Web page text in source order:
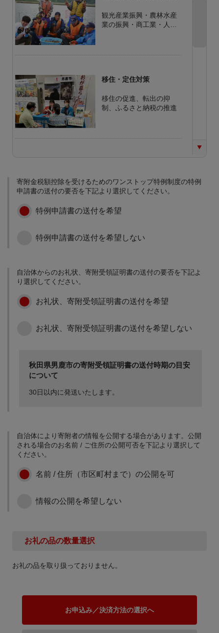
観光産業振興・農林水産
業の振興・商工業・人材
移住・定住対策
移住の促進、転出の抑
制、ふるさと納税の推進
結婚・出産支援、子育て
支援、学校教育の充実
りと地域コミュニティの
新たなビジネスチャレン
域産品の販路拡大に向け
業者に対し支援を行いま
市長が選ぶ取組みのため
に
寄附金税額控除を受けるためのワンストップ特例制度の特例
申請書の送付の要否を下記より選択してください。
特例申請書の送付を希望
特例申請書の送付を希望しない
自治体からのお礼状、寄附受領証明書の送付の要否を下記よ
り選択してください。
お礼状、寄附受領証明書の送付を希望
お礼状、寄附受領証明書の送付を希望しない
秋田県男鹿市の寄附受領証明書の送付時期の目安
について
30日以内に発送いたします。
自治体により寄附者の情報を公開する場合があります。公開
される場合のお名前 / ご住所の公開可否を下記より選択して
ください。
名前 / 住所（市区町村まで）の公開を可
情報の公開を希望しない
お礼の品の数量選択
お礼の品を取り扱っておりません。
お申込み／決済方法の選択へ